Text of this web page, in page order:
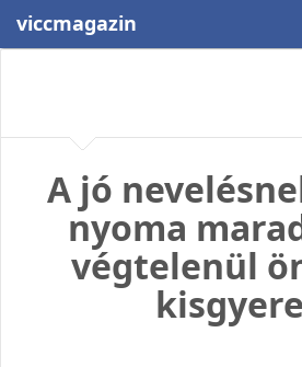
viccmagazin
A jó
nyoma
végtelenül